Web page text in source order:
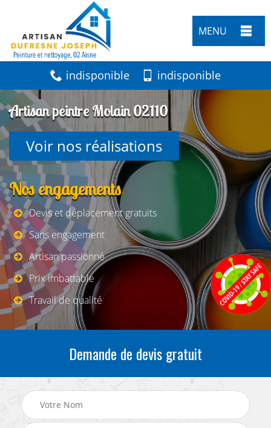
MENU
indisponible indisponible
Artisan peintre Molain 02110
Voir nos réalisations
Nos engagements
Devis et déplacement gratuits
Sans engagement
Artisan passionné
Prix imbattable
Travail de qualité
Demande de devis gratuit